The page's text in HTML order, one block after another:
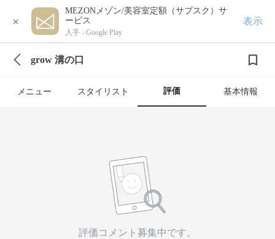
×
MEZONメゾン/美容室定額（サブスク）サ
ービス
入手 - Google Play
表示
grow 溝の口
メニュー スタイリスト 評価 基本情報
評価コメント募集中です。